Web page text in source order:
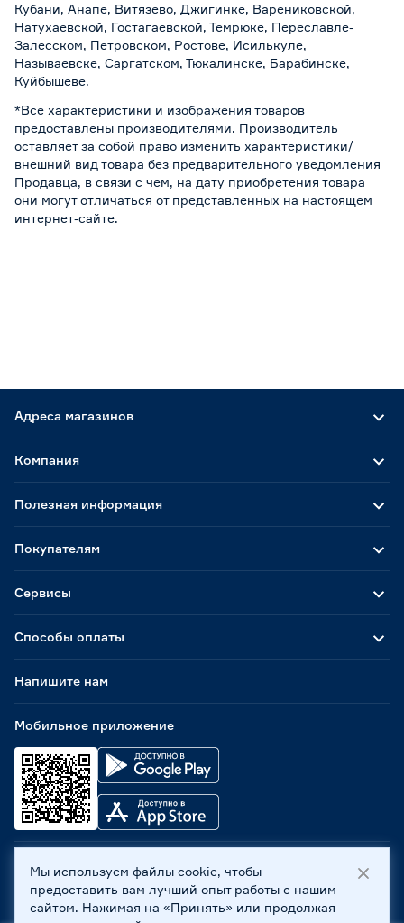
Кубани, Анапе, Витязево, Джигинке, Варениковской,
Натухаевской, Гостагаевской, Темрюке, Переславле-
Залесском, Петровском, Ростове, Исилькуле,
Называевске, Саргатском, Тюкалинске, Барабинске,
Куйбышеве.
*Все характеристики и изображения товаров
предоставлены производителями. Производитель
оставляет за собой право изменить характеристики/
внешний вид товара без предварительного уведомления
Продавца, в связи с чем, на дату приобретения товара
они могут отличаться от представленных на настоящем
интернет-сайте.
Адреса магазинов
Способы оплаты
Мобильное приложение
Компания
Полезная информация
Покупателям
Сервисы
Напишите нам
ООО «Бауцентр Рус» 2004 -2026, 236029, г. Калининград,
ул. А.Невского, 205. ИНН 7702596813, КПП 390601001 ©
Все права защищены
Мы используем файлы cookie, чтобы
предоставить вам лучший опыт работы с нашим
сайтом. Нажимая на «Принять» или продолжая